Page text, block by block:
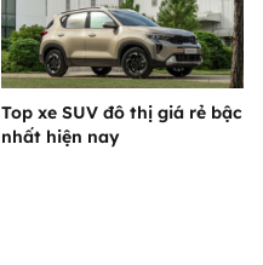
Top xe SUV đô thị giá rẻ bậc
nhất hiện nay